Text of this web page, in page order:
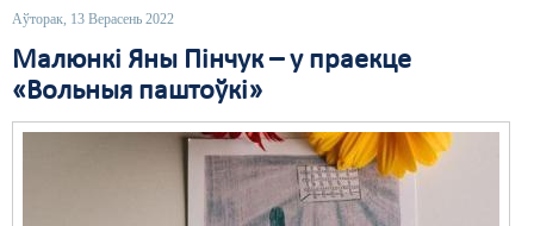
Аўторак, 13 Верасень 2022
Малюнкі Яны Пінчук – у праекце
«Вольныя паштоўкі»
Выбары
Грамадзянскія ініцыятывы
Пра нас
RSS